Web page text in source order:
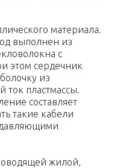
материала.
выполнен из
с
этом сердечник
из
ток пластмассы.
составляет
такие кабели
жилой,